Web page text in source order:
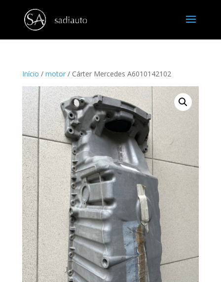
Início / motor/ Cárter Mercedes A6010142102